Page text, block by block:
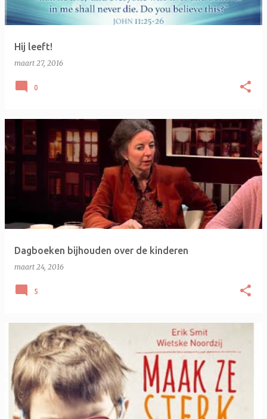
Hij leeft!
maart 27, 2016
0
Dagboeken bijhouden over de kinderen
maart 24, 2016
5